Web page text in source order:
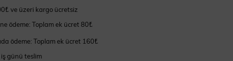
ve üzeri kargo ücretsiz
ödeme: Toplam ek ücret 80₺
ödeme: Toplam ek ücret 160₺
günü teslim